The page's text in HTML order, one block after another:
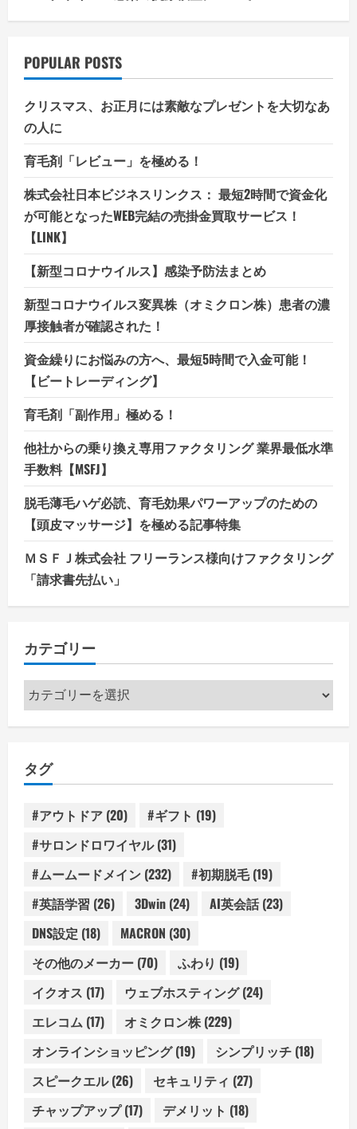
POPULAR POSTS
クリスマス、お正月には素敵なプレゼントを大切なあ
の人に
育毛剤「レビュー」を極める！
株式会社日本ビジネスリンクス： 最短2時間で資金化
が可能となったWEB完結の売掛金買取サービス！
【LINK】
【新型コロナウイルス】感染予防法まとめ
新型コロナウイルス変異株（オミクロン株）患者の濃
厚接触者が確認された！
資金繰りにお悩みの方へ、最短5時間で入金可能！
【ビートレーディング】
育毛剤「副作用」極める！
他社からの乗り換え専用ファクタリング 業界最低水準
手数料【MSFJ】
脱毛薄毛ハゲ必読、育毛効果パワーアップのための
【頭皮マッサージ】を極める記事特集
ＭＳＦＪ株式会社 フリーランス様向けファクタリング
「請求書先払い」
カテゴリー
カ
テ
ゴ
ー
タグ
#アウトドア (20) #ギフト (19)
#サロンドロワイヤル(31)
#ムームードメイン (232) #初期脱毛(19)
#英語学習 (26) 3Dwin (24) AI英会話(23)
DNS設定 (18) MACRON (30)
その他のメーカー (70) ふわり (19)
イクオス (17) ウェブホスティング(24)
エレコム (17) オミクロン株(229)
オンラインショッピング(19) シンプリッチ (18)
スピークエル(26) セキュリティ (27)
チャップアップ(17) デメリット (18)